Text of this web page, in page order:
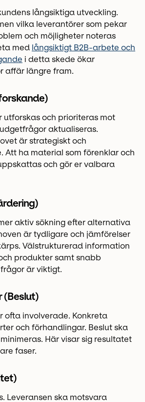
långsiktiga utveckling.
vilka leverantörer som pekar
och möjligheter noteras
med långsiktigt B2B-arbete och
i detta skede ökar
affär längre fram.
utforskas och prioriteras mot
aktualiseras.
är strategiskt och
Att ha material som förenklar och
och gör er valbara
aktiv sökning efter alternativa
är tydligare och jämförelser
Välstrukturerad information
produkter samt snabb
är viktigt.
(Beslut)
ofta involverade. Konkreta
och förhandlingar. Beslut ska
Här visar sig resultatet
faser.
Leveransen ska motsvara